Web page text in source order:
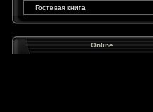
Гостевая книга
Online